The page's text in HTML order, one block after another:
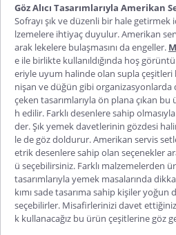
Göz Alıcı Tasarımlarıyla Amerikan
Sofrayı şık ve düzenli bir hale getirmek
lzemelere ihtiyaç duyulur.Amerikan
arak lekelere bulaşmasını da engeller.
e ile birlikte kullanıldığında hoş
eriyle uyum halinde olan supla çeşitleri
nişan ve düğün gibi organizasyonlarda
çeken tasarımlarıyla ön plana çıkan
h edilir. Farklı desenlere sahip
der. Şık yemek davetlerinin gözdesi
le de göz doldurur. Amerikan servis
etrik desenlere sahip olan seçenekler
ü seçebilirsiniz. Farklı malzemelerden
tasarımlarıyla yemek masalarında
kımı sade tasarıma sahip kişiler
seçebilirler. Misafirlerinizi davet
k kullanacağız bu ürün çeşitlerine göz